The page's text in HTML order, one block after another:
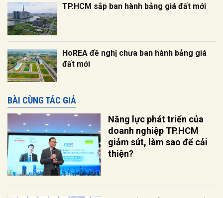
TP.HCM sắp ban hành bảng giá đất mới
HoREA đề nghị chưa ban hành bảng giá
đất mới
BÀI CÙNG TÁC GIẢ
Năng lực phát triển của
doanh nghiệp TP.HCM
giảm sút, làm sao để cải
thiện?